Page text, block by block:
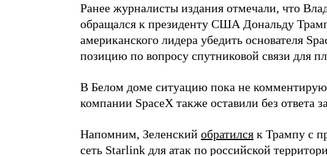
Ранее журналисты издания отмечали, что
обращался к президенту США Дональду
американского лидера убедить основателя
позицию по вопросу спутниковой связи для
В Белом доме ситуацию пока не
компании SpaceX также оставили без ответа
Напомним, Зеленский обратился к Трампу с
сеть Starlink для атак по российской